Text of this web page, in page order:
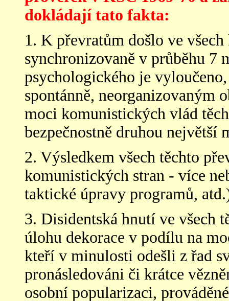
dokládají tato fakta:
1. K převratům došlo ve
synchronizovaně v průběhu 7
psychologického je
spontánně, neorganizovaným
moci komunistických vlád
bezpečnostně druhou největší
2. Výsledkem všech těchto
komunistických stran - více
taktické úpravy programů,
3. Disidentská hnutí ve všech
úlohu dekorace v podílu na
kteří v minulosti odešli z řad
pronásledováni či krátce
osobní popularizaci,